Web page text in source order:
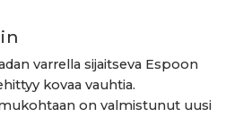
varrella sijaitseva Espoon
kovaa vauhtia.
on valmistunut uusi